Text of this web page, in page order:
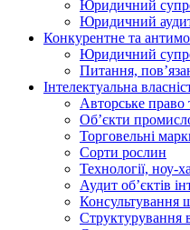
Юридичний
Юридичний аудит
Конкурентне та
Юридичний
Питання,
Інтелектуальна
Авторське право
Oб’єкти
Торговельні
Сорти рослин
Технології, ноу-
Аудит об’єктів
Консультування
Структурування